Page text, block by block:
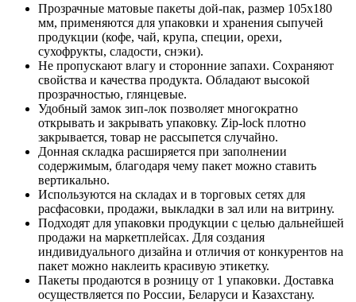
Прозрачные матовые пакеты дой-пак, размер 105x180
мм, применяются для упаковки и хранения сыпучей
продукции (кофе, чай, крупа, специи, орехи,
сухофрукты, сладости, снэки).
Не пропускают влагу и сторонние запахи. Сохраняют
свойства и качества продукта. Обладают высокой
прозрачностью, глянцевые.
Удобный замок зип-лок позволяет многократно
открывать и закрывать упаковку. Zip-lock плотно
закрывается, товар не рассыпется случайно.
Донная складка расширяется при заполнении
содержимым, благодаря чему пакет можно ставить
вертикально.
Используются на складах и в торговых сетях для
расфасовки, продажи, выкладки в зал или на витрину.
Подходят для упаковки продукции с целью дальнейшей
продажи на маркетплейсах. Для создания
индивидуального дизайна и отличия от конкурентов на
пакет можно наклеить красивую этикетку.
Пакеты продаются в розницу от 1 упаковки. Доставка
осуществляется по России, Беларуси и Казахстану.